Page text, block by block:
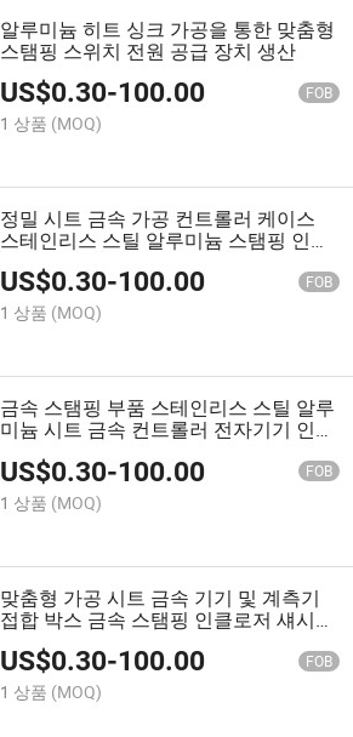
알루미늄 히트 싱크 가공을 통한 맞춤형
스탬핑 스위치 전원 공급 장치 생산
US$0.30-100.00 FOB
1 상품 (MOQ)
정밀 시트 금속 가공 컨트롤러 케이스
스테인리스 스틸 알루미늄 스탬핑 인클
로저 프로토타입 섀시 장착 브래킷 캐비
닛 케이스 하우징
US$0.30-100.00 FOB
1 상품 (MOQ)
금속 스탬핑 부품 스테인리스 스틸 알루
미늄 시트 금속 컨트롤러 전자기기 인클
캐비닛 케이스 하우징
US$0.30-100.00 FOB
1 상품 (MOQ)
맞춤형 가공 시트 금속 기기 및 계측기
접합 박스 금속 스탬핑 인클로저 섀시
브래킷 장착 브래킷 캐비닛 케이스 하우
징
US$0.30-100.00 FOB
1 상품 (MOQ)